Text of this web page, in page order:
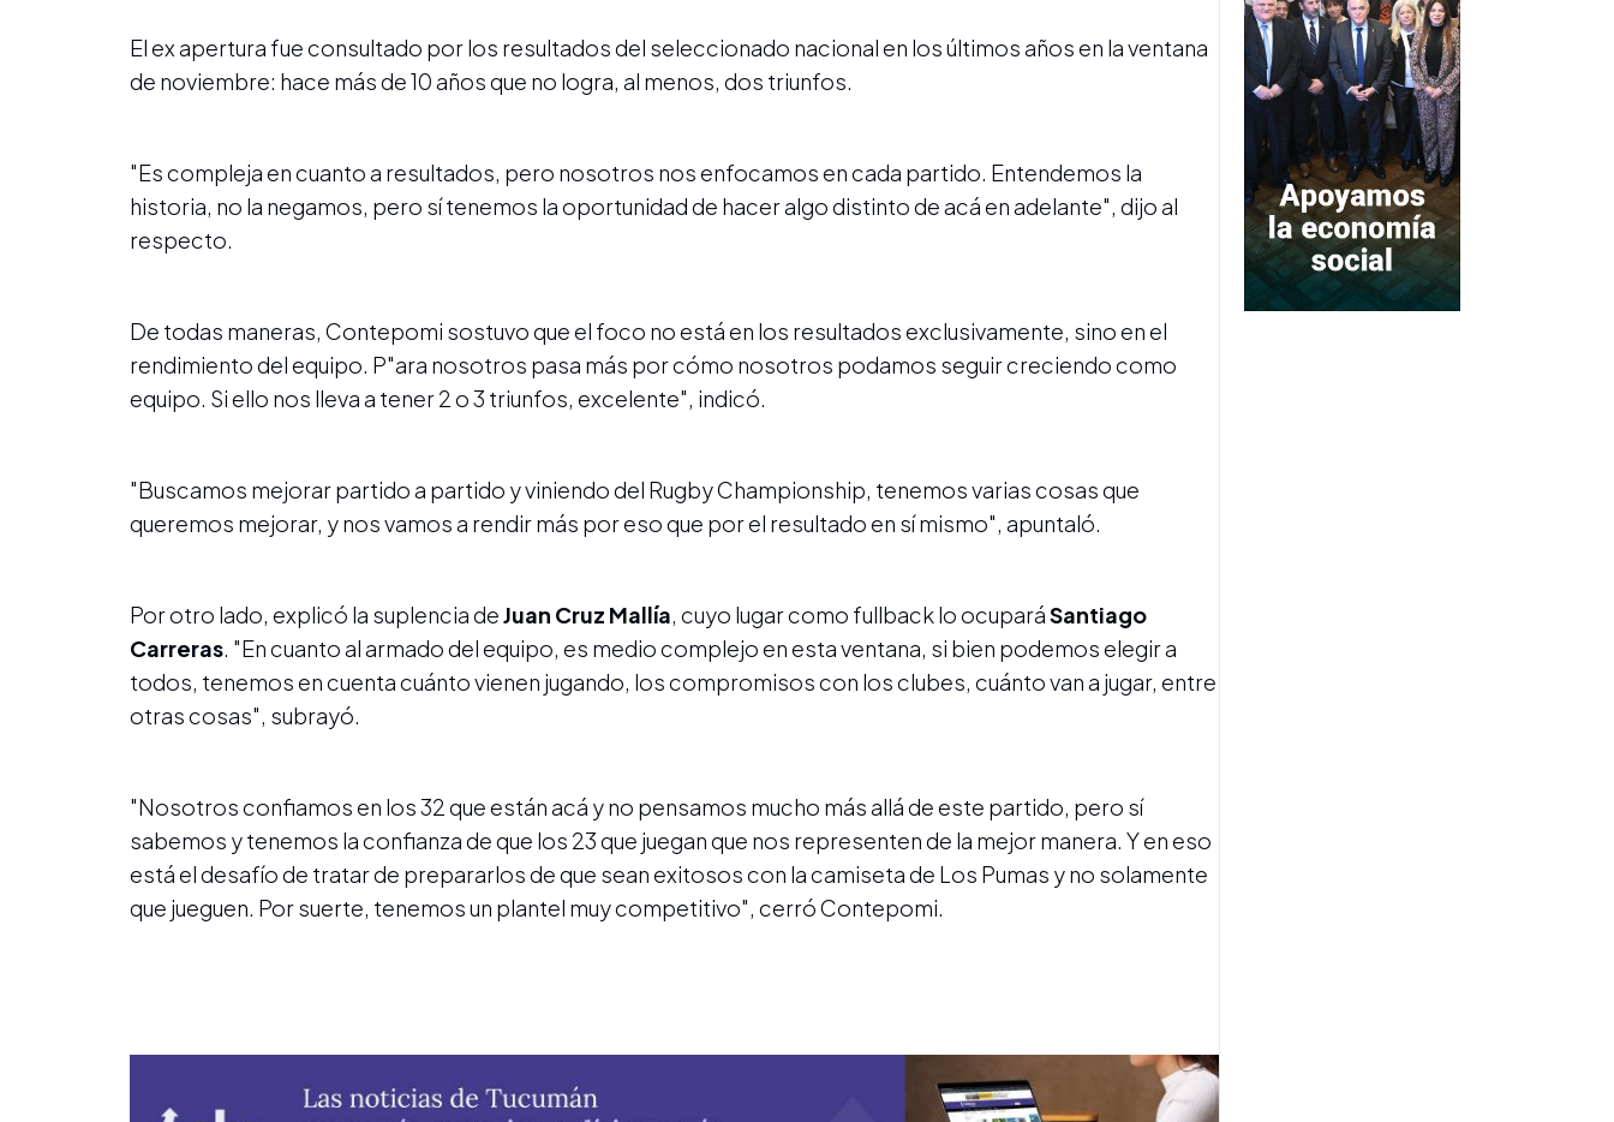
El ex apertura fue consultado por los resultados del seleccionado nacional en los últimos años en la ventana
de noviembre: hace más de 10 años que no logra, al menos, dos triunfos.
"Es compleja en cuanto a resultados, pero nosotros nos enfocamos en cada partido. Entendemos la
historia, no la negamos, pero sí tenemos la oportunidad de hacer algo distinto de acá en adelante", dijo al
respecto.
De todas maneras, Contepomi sostuvo que el foco no está en los resultados exclusivamente, sino en el
rendimiento del equipo. P"ara nosotros pasa más por cómo nosotros podamos seguir creciendo como
equipo. Si ello nos lleva a tener 2 o 3 triunfos, excelente", indicó.
"Buscamos mejorar partido a partido y viniendo del Rugby Championship, tenemos varias cosas que
queremos mejorar, y nos vamos a rendir más por eso que por el resultado en sí mismo", apuntaló.
Por otro lado, explicó la suplencia deJuan Cruz Mallía, cuyo lugar como fullback lo ocuparáSantiago
Carreras. "En cuanto al armado del equipo, es medio complejo en esta ventana, si bien podemos elegir a
todos, tenemos en cuenta cuánto vienen jugando, los compromisos con los clubes, cuánto van a jugar, entre
otras cosas", subrayó.
"Nosotros confiamos en los 32 que están acá y no pensamos mucho más allá de este partido, pero sí
sabemos y tenemos la confianza de que los 23 que juegan que nos representen de la mejor manera. Y en eso
está el desafío de tratar de prepararlos de que sean exitosos con la camiseta de Los Pumas y no solamente
que jueguen. Por suerte, tenemos un plantel muy competitivo", cerró Contepomi.
FÚTBOL ARGENTINO
Boca venció 1-0 a
Estudiantes y sumó su
primer triunfo en el Clausura